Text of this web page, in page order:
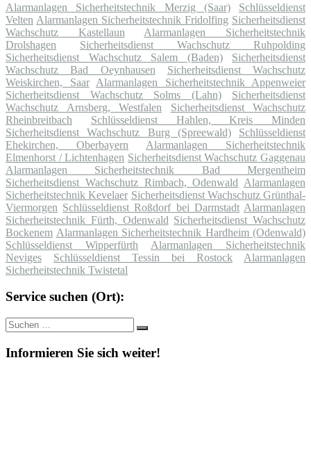
Alarmanlagen Sicherheitstechnik Merzig (Saar)
Schlüsseldienst
Velten Alarmanlagen Sicherheitstechnik Fridolfing Sicherheitsdienst
Wachschutz Kastellaun
Alarmanlagen Sicherheitstechnik
Drolshagen
Sicherheitsdienst Wachschutz Ruhpolding
Sicherheitsdienst Wachschutz Salem (Baden)
Sicherheitsdienst
Wachschutz Bad Oeynhausen
Sicherheitsdienst Wachschutz
Weiskirchen, Saar
Alarmanlagen Sicherheitstechnik Appenweier
Sicherheitsdienst Wachschutz Solms (Lahn)
Sicherheitsdienst
Wachschutz Arnsberg, Westfalen
Sicherheitsdienst Wachschutz
Rheinbreitbach
Schlüsseldienst Hahlen, Kreis Minden
Sicherheitsdienst Wachschutz Burg (Spreewald)
Schlüsseldienst
Ehekirchen, Oberbayern
Alarmanlagen Sicherheitstechnik
Elmenhorst / Lichtenhagen Sicherheitsdienst Wachschutz Gaggenau
Alarmanlagen Sicherheitstechnik Bad Mergentheim
Sicherheitsdienst Wachschutz Rimbach, Odenwald Alarmanlagen
Sicherheitstechnik Kevelaer Sicherheitsdienst Wachschutz Grünthal-
Viermorgen Schlüsseldienst Roßdorf bei Darmstadt Alarmanlagen
Sicherheitstechnik Fürth, Odenwald Sicherheitsdienst Wachschutz
Bockenem Alarmanlagen Sicherheitstechnik Hardheim (Odenwald)
Schlüsseldienst Wipperfürth
Alarmanlagen Sicherheitstechnik
Neviges
Schlüsseldienst Tessin bei Rostock
Alarmanlagen
Sicherheitstechnik Twistetal
Service suchen (Ort):
Suche
nach:
Suchen
Informieren Sie sich weiter!